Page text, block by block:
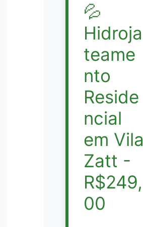
💦
Hidroja
teame
nto
Reside
ncial
em Vila
Zatt -
R$249,
00